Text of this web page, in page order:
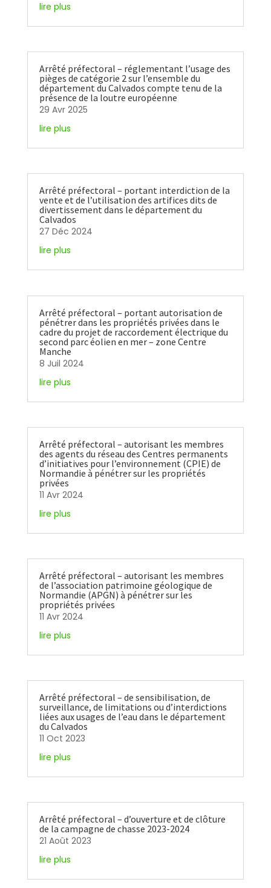
lire plus
Arrêté préfectoral – réglementant l’usage des
pièges de catégorie 2 sur l’ensemble du
département du Calvados compte tenu de la
présence de la loutre européenne
29 Avr 2025
lire plus
Arrêté préfectoral – portant interdiction de la
vente et de l’utilisation des artifices dits de
divertissement dans le département du
Calvados
27 Déc 2024
lire plus
Arrêté préfectoral – portant autorisation de
pénétrer dans les propriétés privées dans le
cadre du projet de raccordement électrique du
second parc éolien en mer – zone Centre
Manche
8 Juil 2024
lire plus
Arrêté préfectoral – autorisant les membres
des agents du réseau des Centres permanents
d’initiatives pour l’environnement (CPIE) de
Normandie à pénétrer sur les propriétés
privées
11 Avr 2024
lire plus
Arrêté préfectoral – autorisant les membres
de l’association patrimoine géologique de
Normandie (APGN) à pénétrer sur les
propriétés privées
11 Avr 2024
lire plus
Arrêté préfectoral – de sensibilisation, de
surveillance, de limitations ou d’interdictions
liées aux usages de l’eau dans le département
du Calvados
11 Oct 2023
lire plus
Arrêté préfectoral – d’ouverture et de clôture
de la campagne de chasse 2023-2024
21 Août 2023
lire plus